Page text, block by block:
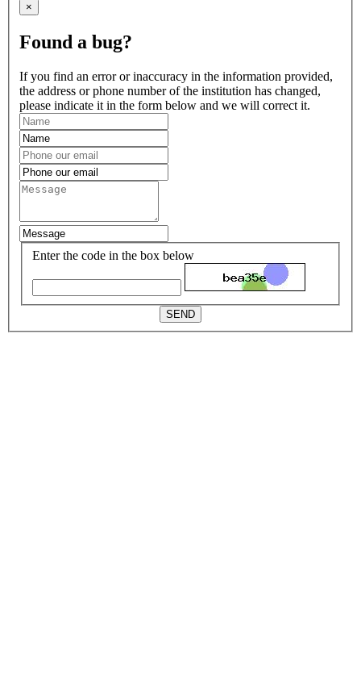
×
Found a bug?
If you find an error or inaccuracy in the information provided,
the address or phone number of the institution has changed,
please indicate it in the form below and we will correct it.
Enter the code in the box below
SEND